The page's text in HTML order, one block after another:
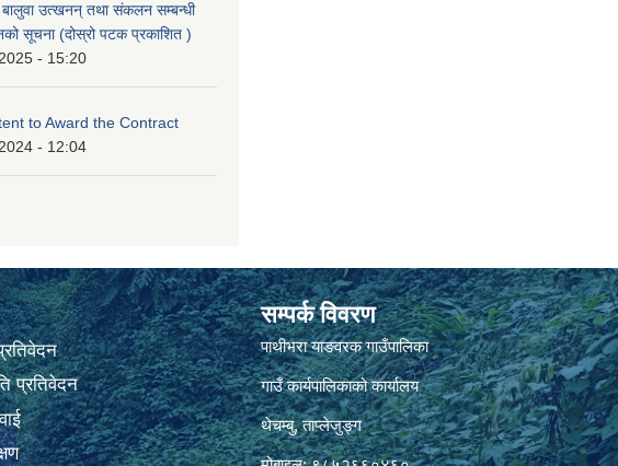
बालुवा उत्खनन् तथा संकलन सम्बन्धी
सूचना (दोस्रो पटक प्रकाशित )
- 15:20
to Award the Contract
- 12:04
प्रतिवेदन
सम्पर्क विवरण
पाथीभरा याङवरक गाउँपालिका
गाउँ कार्यपालिकाको कार्यालय
थेचम्बु, ताप्लेजुङ्ग